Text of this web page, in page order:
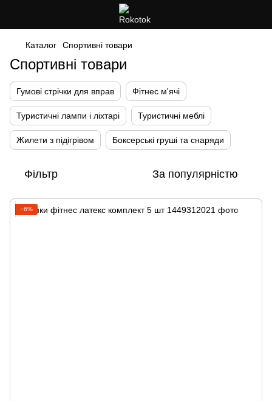
Каталог Спортивні товари
Спортивні товари
Гумові стрічки для вправ Фітнес м'ячі
Туристичні лампи і ліхтарі Туристичні меблі
Жилети з підігрівом Боксерські груші та снаряди
Фільтр За популярністю
−6%